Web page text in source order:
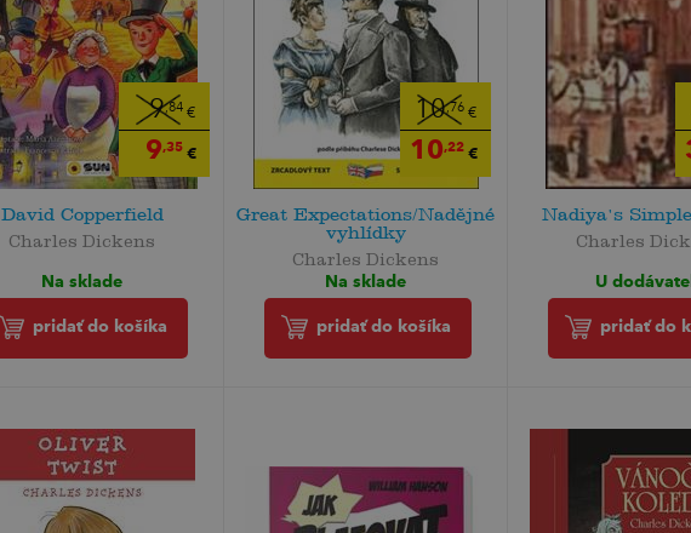
9,84 €
9,35 €
David Copperfield
Charles Dickens
Na sklade
pridať do košíka
10,76 €
10,22 €
Great Expectations/Nadějné
vyhlídky
Charles Dickens
Na sklade
pridať do košíka
Nadiya's
Charles
U
pridať do